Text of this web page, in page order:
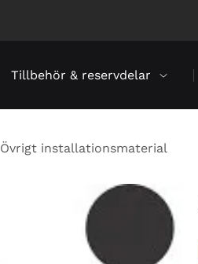
Tillbehör & reservdelar
Övrigt installationsmaterial